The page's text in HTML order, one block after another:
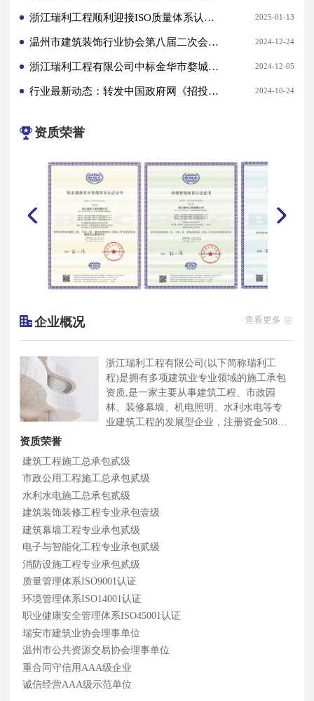
浙江瑞利工程顺利迎接ISO质量体系认证年度监督审核 2025-01-13
温州市建筑装饰行业协会第八届二次会员大会 暨三次理事会议成功召开 2024-12-24
浙江瑞利工程有限公司中标金华市婺城区苏孟乡后岗村移民文化馆项目 2024-12-05
行业最新动态：转发中国政府网《招投标领域重磅文件发布！》 2024-10-24
资质荣誉
企业概况 查看更多
浙江瑞利工程有限公司(以下简称瑞利工
程)是拥有多项建筑业专业领域的施工承包
资质,是一家主要从事建筑工程、市政园
林、装修幕墙、机电照明、水利水电等专
业建筑工程的发展型企业，注册资金5088
以及团队优化。现已形成了由建筑、市
政、装修、照明、机电、水利等行业精英
牵头,拥有优秀丰富项目管理经验以及壹、
贰级建造师资格的领导团队,招揽了一批具
备建筑工程、市政园林、建筑设计、电气
自动化、机电.计算机机械、给排水等中级
以上职称的工程技术人才, 打造出了一支
专业齐全、管理高效、施工经验丰富的工
程技术服务团队。瑞利工程本着安全、质
量、专业、科学的经营理念，拥有快速响
应信守承诺,勇于开拓、敢于创新"的企业
风格,坚持以服务理念为出发点，合作共赢
为基本点的服务理念,打造出以建筑业为
主、涵盖多项专业领域的服务型企业。未
来的瑞利,愿与有志之士携手，共同开创建
筑行业新航向!
资质荣誉
建筑工程施工总承包贰级
市政公用工程施工总承包贰级
水利水电施工总承包贰级
建筑装饰装修工程专业承包壹级
建筑幕墙工程专业承包贰级
电子与智能化工程专业承包贰级
消防设施工程专业承包贰级
质量管理体系ISO9001认证
环境管理体系ISO14001认证
职业健康安全管理体系ISO45001认证
瑞安市建筑业协会理事单位
温州市公共资源交易协会理事单位
重合同守信用AAA级企业
诚信经营AAA级示范单位